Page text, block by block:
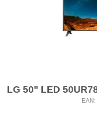
LG 50" LED